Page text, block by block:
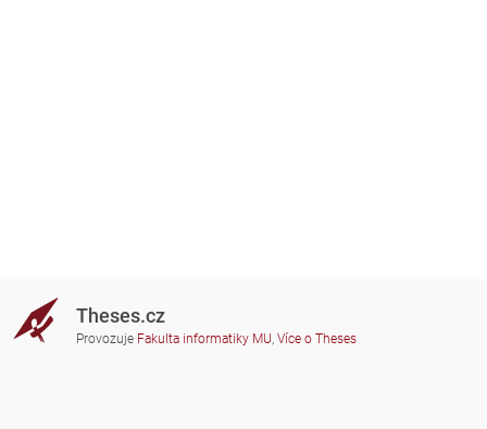
Theses.cz
Provozuje Fakulta informatiky MU, Více o Theses